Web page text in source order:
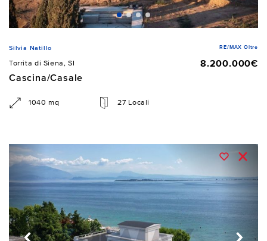
Silvia Natillo RE/MAX Oltre
Torrita di Siena, SI
8.200.000€
Cascina/Casale
1040 mq 27 Locali